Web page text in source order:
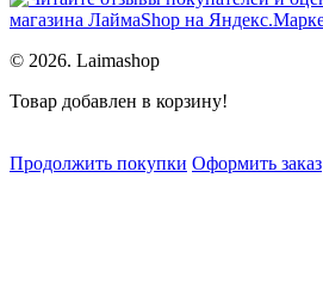
© 2026. Laimashop
Товар добавлен в корзину!
Продолжить покупки Оформить заказ